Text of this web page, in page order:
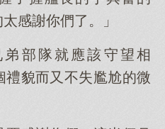
感謝你們了。」
弟部隊就應該守望相
禮貌而又不失尷尬的微